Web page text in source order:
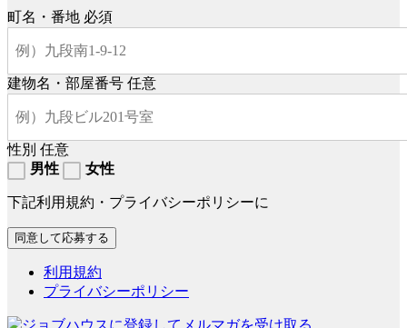
町名・番地 必須
建物名・部屋番号 任意
性別 任意
男性
女性
下記利用規約・プライバシーポリシーに
利用規約
プライバシーポリシー